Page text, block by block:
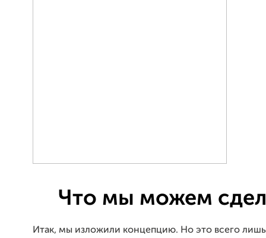
Что мы можем
Итак, мы изложили концепцию. Но это всего